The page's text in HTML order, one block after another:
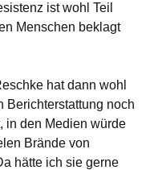
ist wohl Teil
Menschen beklagt
hat dann wohl
Berichterstattung noch
in den Medien würde
Brände von
hätte ich sie gerne